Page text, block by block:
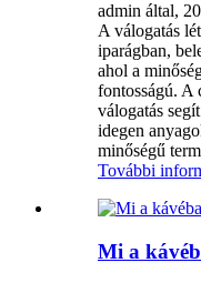
admin által,
A válogatás
iparágban,
ahol a
fontosságú. A
válogatás
idegen
minőségű
További
Mi a